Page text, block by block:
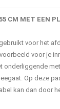
CM MET EEN
voor het
voor je
onderliggende
Op deze
kan dan door